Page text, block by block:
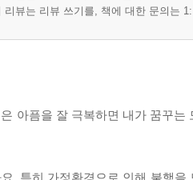
리뷰는 리뷰 쓰기를, 책에 대한 문의는
아픔을 잘 극복하면 내가 꿈꾸
. 특히 가정환경으로 인해 불행